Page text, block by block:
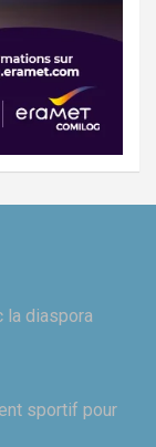
la diaspora
sportif pour